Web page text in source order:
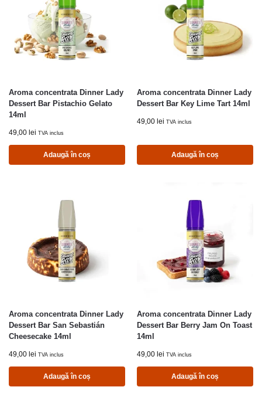
Aroma concentrata Dinner Lady
Dessert Bar Pistachio Gelato
14ml
49,00 lei TVA inclus
Adaugă în coș
Aroma concentrata Dinner Lady
Dessert Bar Key Lime Tart 14ml
49,00 lei TVA inclus
Adaugă în coș
Aroma concentrata Dinner Lady
Dessert Bar San Sebastián
Cheesecake 14ml
49,00 lei TVA inclus
Adaugă în coș
Aroma concentrata Dinner Lady
Dessert Bar Berry Jam On Toast
14ml
49,00 lei TVA inclus
Adaugă în coș